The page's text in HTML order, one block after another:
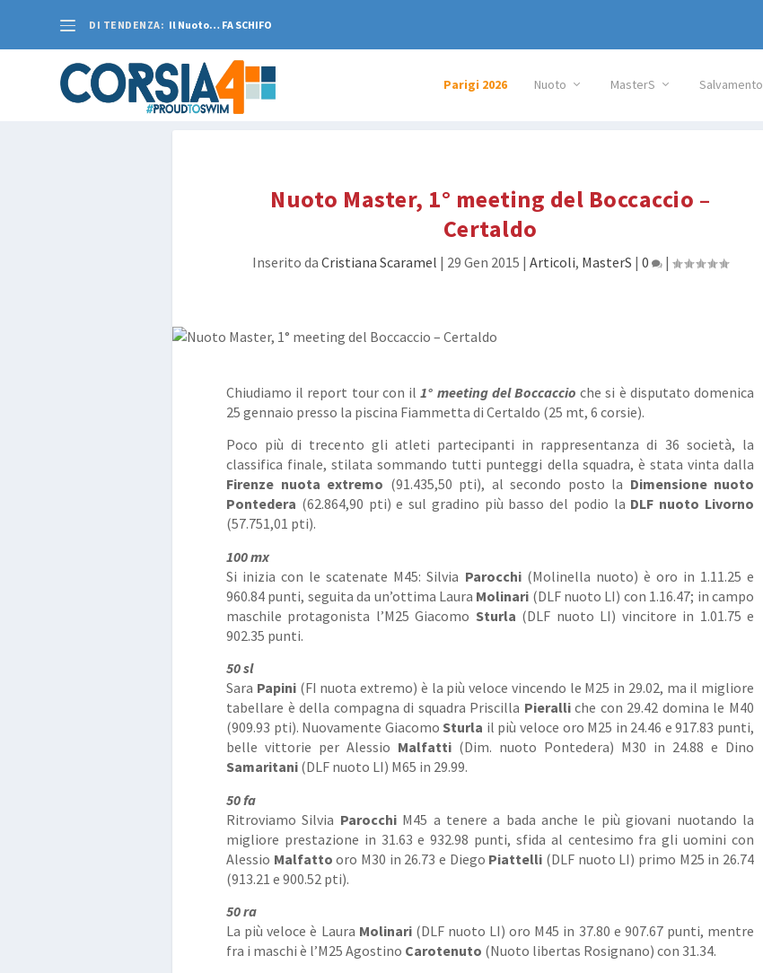
DI TENDENZA: Il Nuoto… FA SCHIFO
Parigi 2026 Nuoto MasterS Salvamento
Nuoto Master, 1° meeting del Boccaccio –
Certaldo
Inserito da Cristiana Scaramel | 29 Gen 2015 | Articoli, MasterS | 0 |
Chiudiamo il report tour con il1° meeting del Boccaccio che si è disputato domenica
25 gennaio presso la piscina Fiammetta di Certaldo (25 mt, 6 corsie).
Poco più di trecento gli atleti partecipanti in rappresentanza di 36 società, la
classifica finale, stilata sommando tutti punteggi della squadra, è stata vinta dalla
Firenze nuota extremo (91.435,50 pti), al secondo posto la Dimensione nuoto
Pontedera (62.864,90 pti) e sul gradino più basso del podio la DLF nuoto Livorno
(57.751,01 pti).
100 mx
Si inizia con le scatenate M45: Silvia Parocchi(Molinella nuoto) è oro in 1.11.25 e
960.84 punti, seguita da un’ottima Laura Molinari (DLF nuoto LI) con 1.16.47; in campo
maschile protagonista l’M25 Giacomo Sturla (DLF nuoto LI) vincitore in 1.01.75 e
902.35 punti.
50 sl
Sara Papini(FI nuota extremo) è la più veloce vincendo le M25 in 29.02, ma il migliore
tabellare è della compagna di squadra Priscilla Pieralliche con 29.42 domina le M40
(909.93 pti). Nuovamente Giacomo Sturla il più veloce oro M25 in 24.46 e 917.83 punti,
belle vittorie per Alessio Malfatti (Dim. nuoto Pontedera) M30 in 24.88 e Dino
Samaritani (DLF nuoto LI) M65 in 29.99.
50 fa
Ritroviamo Silvia ParocchiM45 a tenere a bada anche le più giovani nuotando la
migliore prestazione in 31.63 e 932.98 punti, sfida al centesimo fra gli uomini con
Alessio Malfatto oro M30 in 26.73 e Diego Piattelli (DLF nuoto LI) primo M25 in 26.74
(913.21 e 900.52 pti).
50 ra
La più veloce è Laura Molinari(DLF nuoto LI) oro M45 in 37.80 e 907.67 punti, mentre
fra i maschi è l’M25 Agostino Carotenuto (Nuoto libertas Rosignano) con 31.34.